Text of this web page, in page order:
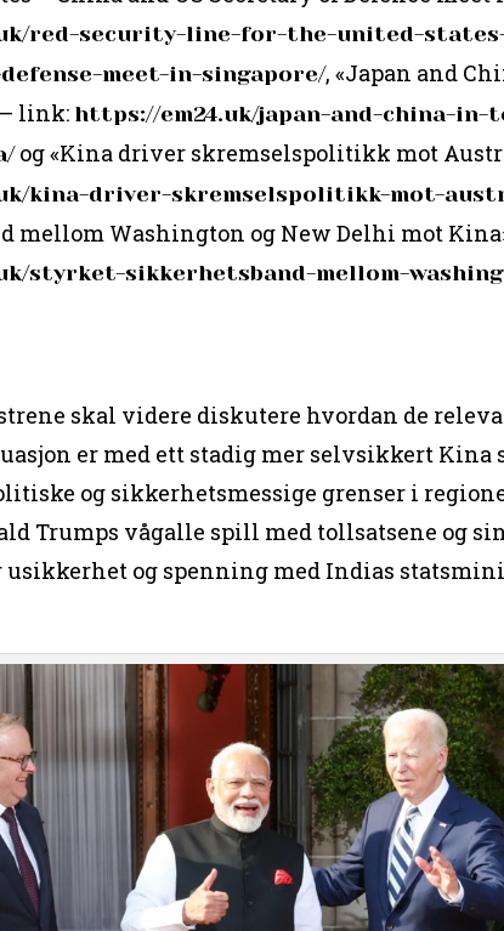
red-security-line-for-the-united-
meet-in-singapore/, «Japan and
– link: https://em24.uk/japan-and-china-
og «Kina driver skremselspolitikk mot
kina-driver-skremselspolitikk-mot-
mellom Washington og New Delhi mot
styrket-sikkerhetsband-mellom-
skal videre diskutere hvordan de
er med ett stadig mer selvsikkert
og sikkerhetsmessige grenser i
Trumps vågalle spill med tollsatsene og
og spenning med Indias